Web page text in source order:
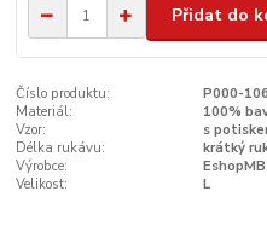
Přidat do
Číslo produktu:
P000-106
Materiál:
100%
Vzor:
s
Délka rukávu:
krátký
Výrobce:
Velikost:
L